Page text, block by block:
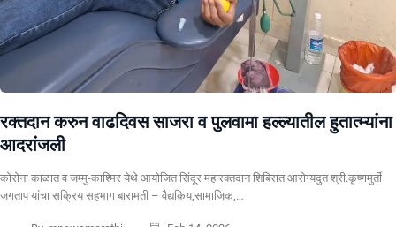
रक्तदान करुन वाढदिवस साजरा व पुलवामा हल्ल्यातील हुतात्म्यांना
आदरांजली
कोरोना काळात व जम्मु-काश्मिर येथे आयोजित सिंदूर महारक्तदान शिबिरात आरोग्यदुत श्री.कृष्णमुर्ती
जगताप यांचा सक्रिय सहभाग बारामती – वैद्यकिय,सामाजिक,…